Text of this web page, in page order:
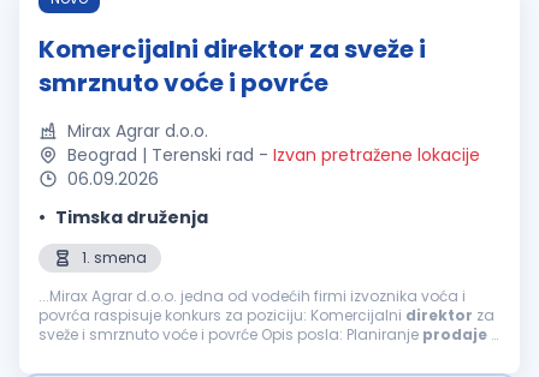
Komercijalni direktor za sveže i
smrznuto voće i povrće
Mirax Agrar d.o.o.
Beograd | Terenski rad - Izvan pretražene lokacije
06.09.2026
Timska druženja
1. smena
...Mirax Agrar d.o.o. jedna od vodećih firmi izvoznika voća i
povrća raspisuje konkurs za poziciju: Komercijalni direktor za
sveže i smrznuto voće i povrće Opis posla: Planiranje prodaje i